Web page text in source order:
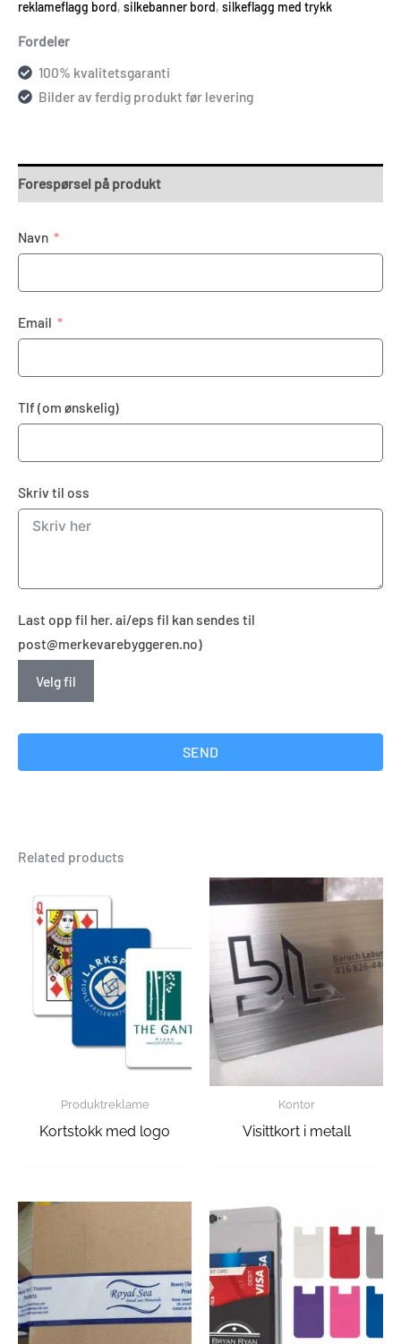
reklameflagg bord, silkebanner bord, silkeflagg med trykk
Fordeler
100% kvalitetsgaranti
Bilder av ferdig produkt før levering
Forespørsel på produkt
Navn
Email
Tlf (om ønskelig)
Skriv til oss
Last opp fil her. ai/eps fil kan sendes til
post@merkevarebyggeren.no)
Velg fil
SEND
Related products
Produktreklame
Kortstokk med logo
Kontor
Visittkort i metall